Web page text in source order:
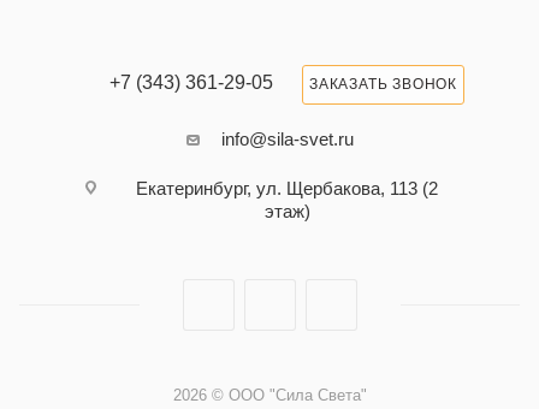
+7 (343) 361-29-05 ЗАКАЗАТЬ ЗВОНОК
info@sila-svet.ru
Екатеринбург, ул. Щербакова, 113 (2
этаж)
2026 © ООО "Сила Света"